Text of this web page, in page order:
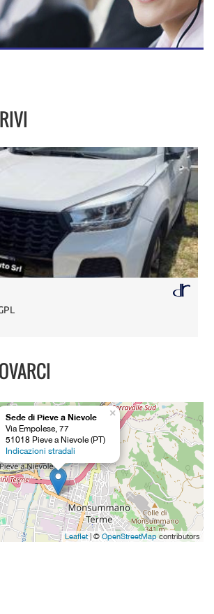
Sede di Pieve a Nievole
Via Empolese, 77
51018 Pieve a Nievole (PT)
Indicazioni stradali
×
Leaflet| © OpenStreetMap contributors